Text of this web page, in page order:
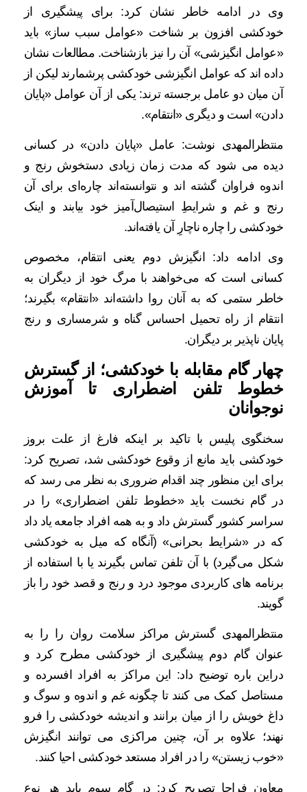
وی در ادامه خاطر نشان کرد: برای پیشگیری از
خودکشی افزون بر شناخت «عوامل سبب ساز» باید
«عوامل انگیزشی» آن را نیز بازشناخت. مطالعات نشان
داده اند که عوامل انگیزشی خودکشی پرشمارند لیکن از
آن میان دو عامل برجسته ترند: یکی از آن عوامل «پایان
دادن» است و دیگری «انتقام».
منتظرالمهدی نوشت: عامل «پایان دادن» در کسانی
دیده می شود که مدت زمان زیادی دستخوش رنج و
اندوه فراوان گشته اند و نتوانسته‌اند چاره‌ای برای آن
رنج و غم و شرایطِ استیصال‌آمیز خود بیابند و اینک
خودکشی را چاره ناچارِ آن یافته‌اند.
وی ادامه داد: انگیزش دوم یعنی انتقام، مخصوص
کسانی است که می‌خواهند با مرگ خود از دیگران به
خاطر ستمی که به آنان روا داشته‌اند «انتقام» بگیرند؛
انتقام از راه تحمیل احساس گناه و شرمساری و رنج
پایان ناپذیر بر دیگران.
چهار گام مقابله با خودکشی؛ از گسترش
خطوط تلفن اضطراری تا آموزش
نوجوانان
سخنگوی پلیس با تاکید بر اینکه فارغ از علت بروز
خودکشی باید مانع از وقوع خودکشی شد، تصریح کرد:
برای این منظور چند اقدام ضروری به نظر می رسد که
در گام نخست باید «خطوط تلفن اضطراری» را در
سراسر کشور گسترش داد و به همه افراد جامعه یاد داد
که در «شرایط بحرانی» (آنگاه که میل به خودکشی
شکل می‌گیرد) با آن تلفن تماس بگیرند یا با استفاده از
برنامه های کاربردی موجود درد و رنج و قصد خود را باز
گویند.
منتظرالمهدی گسترش مراکز سلامت روان را را به
عنوان گام دوم پیشگیری از خودکشی مطرح کرد و
دراین باره توضیح داد: این مراکز به افراد افسرده و
مستاصل کمک می کنند تا چگونه غم و اندوه و سوگ و
داغ خویش را از میان برانند و اندیشه خودکشی را فرو
نهند؛ علاوه بر آن، چنین مراکزی می توانند انگیزش
«خوب زیستن» را در افراد مستعد خودکشی احیا کنند.
معاون فراجا تصریح کرد: در گام سوم باید هر نوع